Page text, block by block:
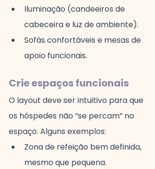
Iluminação (candeeiros de
cabeceira e luz de ambiente).
Sofás confortáveis e mesas de
apoio funcionais.
Crie espaços funcionais
O layout deve ser intuitivo para que
os hóspedes não “se percam” no
espaço. Alguns exemplos:
Zona de refeição bem definida,
mesmo que pequena.